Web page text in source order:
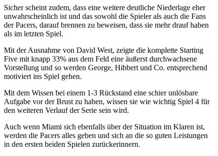
Sicher scheint zudem, dass eine weitere deutliche Niederlage eher
unwahrscheinlich ist und das sowohl die Spieler als auch die Fans
der Pacers, darauf brennen zu beweisen, dass sie mehr drauf haben
als im letzten Spiel.
Mit der Ausnahme von David West, zeigte die komplette Starting
Five mit knapp 33% aus dem Feld eine äußerst durchwachsene
Vorstellung und so werden George, Hibbert und Co. entsprechend
motiviert ins Spiel gehen.
Mit dem Wissen bei einem 1-3 Rückstand eine schier unlösbare
Aufgabe vor der Brust zu haben, wissen sie wie wichtig Spiel 4 für
den weiteren Verlauf der Serie sein wird.
Auch wenn Miami sich ebenfalls über der Situation im Klaren ist,
werden die Pacers alles geben und sich an die so guten Leistungen
in den ersten beiden Spielen zurückerinnern.